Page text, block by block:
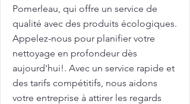
Pomerleau, qui offre un service de
qualité avec des produits écologiques.
Appelez-nous pour planifier votre
nettoyage en profondeur dès
aujourd'hui!. Avec un service rapide et
des tarifs compétitifs, nous aidons
votre entreprise à attirer les regards